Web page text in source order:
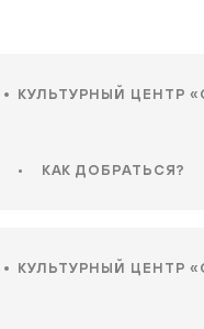
КУЛЬТУРНЫЙ ЦЕНТР
• КАК ДОБРАТЬСЯ?
КУЛЬТУРНЫЙ ЦЕНТР